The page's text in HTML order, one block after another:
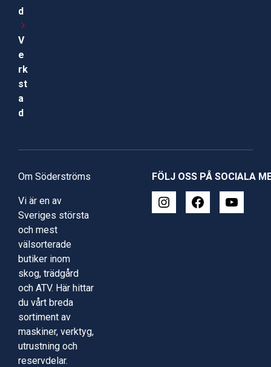
d
V
e
rk
st
a
d
Om Söderströms
Vi är en av
Sveriges största
och mest
välsorterade
butiker inom
skog, trädgård
och ATV. Här hittar
du vårt breda
sortiment av
maskiner, verktyg,
utrustning och
reservdelar.
FÖLJ OSS PÅ SOCIALA